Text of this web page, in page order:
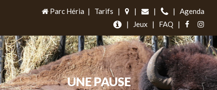
Parc Héria | Tarifs | | | |
Agenda
|
Jeux | FAQ |
UNE PAUSE